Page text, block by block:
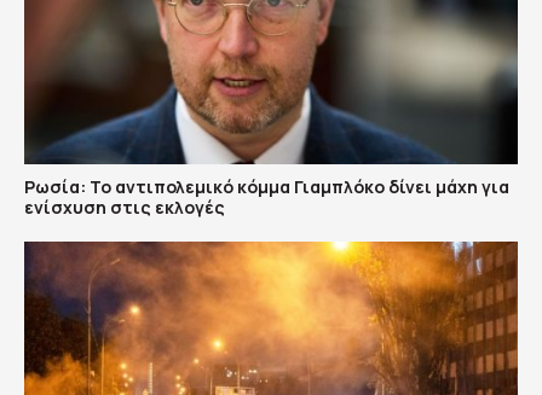
Ρωσία: Το αντιπολεμικό κόμμα Γιαμπλόκο δίνει μάχη για
ενίσχυση στις εκλογές